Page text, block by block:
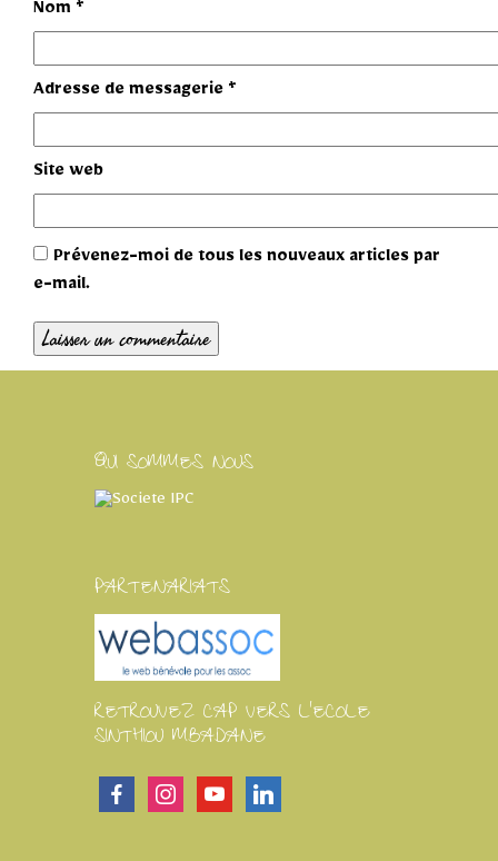
Nom *
Adresse de messagerie *
Site web
Prévenez-moi de tous les nouveaux articles par
e-mail.
QUI SOMMES NOUS
PARTENARIATS
RETROUVEZ CAP VERS L'ECOLE
SINTHIOU MBADANE
facebookinstagramyoutubelinkedin